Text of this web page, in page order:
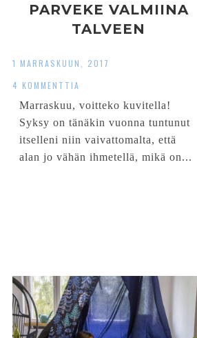
PARVEKE VALMIINA
TALVEEN
1 MARRASKUUN, 2017
4 KOMMENTTIA
Marraskuu, voitteko kuvitella!
Syksy on tänäkin vuonna tuntunut
itselleni niin vaivattomalta, että
alan jo vähän ihmetellä, mikä on...